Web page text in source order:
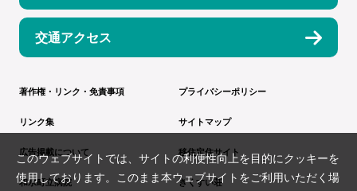
交通アクセス
著作権・リンク・免責事項 プライバシーポリシー
リンク集 サイトマップ
広告掲載について 移住定住サイト
和水町立病院 きくすい荘
このウェブサイトでは、サイトの利便性向上を目的にクッキーを
使用しております。このまま本ウェブサイトをご利用いただく場